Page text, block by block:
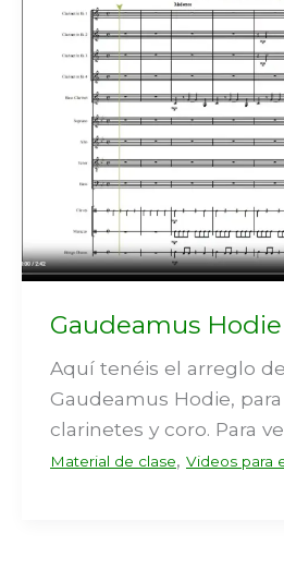
Gaudeamus Hodie
Aquí tenéis el arreglo
Gaudeamus Hodie,
clarinetes y coro. Para
Material de clase, Videos para